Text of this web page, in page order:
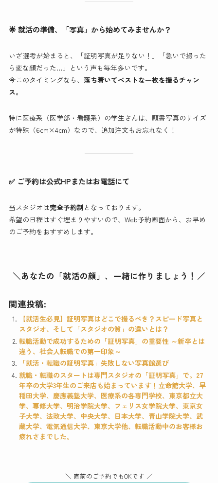
🌟 就活の準備、「写真」から始めてみませんか？
いざ選考が始まると、「証明写真が足りない！」「急いで撮った
ら変な顔だった…」という声も毎年多いです。
今このタイミングなら、 落ち着いてベストな一枚を撮るチャン
ス。
特に医療系（医学部・看護系）の学生さんは、願書写真のサイズ
が特殊（6cm×4cm）なので、追加注文もお忘れなく！
✅ ご予約は公式HPまたはお電話にて
当スタジオは完全予約制 となっております。
希望の日程はすぐ埋まりやすいので、Web予約画面から、お早め
のご予約をおすすめします。
＼あなたの「就活の顔」、一緒に作りましょう！／
関連投稿:
【就活生必見】証明写真はどこで撮るべき？スピード写真と
スタジオ、そして「スタジオの質」の違いとは？
転職活動で成功するための「証明写真」の重要性 ～新卒とは
違う、社会人転職での第一印象～
「就活・転職の証明写真」失敗しない写真館選び
就職・転職のスタートは専門スタジオの「証明写真」で。27
年卒の大学3年生のご来店も始まっています！立命館大学、早
稲田大学、慶應義塾大学、医療系の各専門学校、東京都立大
学、専修大学、明治学院大学、フェリス女学院大学、東京女
子大学、法政大学、中央大学、日本大学、青山学院大学、武
蔵大学、電気通信大学、東京大学他、転職活動中のお客様お
疲れさまでした。
＼ 直前のご予約でもOKです ／